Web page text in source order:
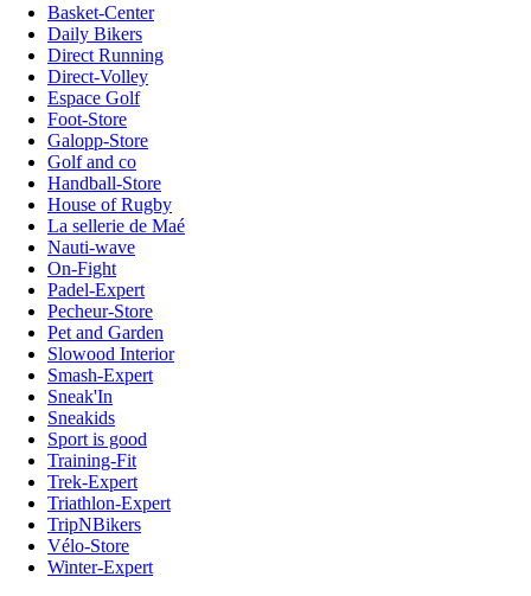
Basket-Center
Daily Bikers
Direct Running
Direct-Volley
Espace Golf
Foot-Store
Galopp-Store
Golf and co
Handball-Store
House of Rugby
La sellerie de Maé
Nauti-wave
On-Fight
Padel-Expert
Pecheur-Store
Pet and Garden
Slowood Interior
Smash-Expert
Sneak'In
Sneakids
Sport is good
Training-Fit
Trek-Expert
Triathlon-Expert
TripNBikers
Vélo-Store
Winter-Expert